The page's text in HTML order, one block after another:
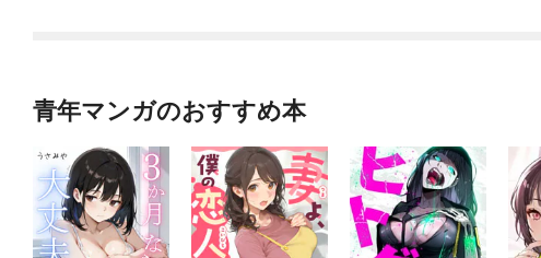
青年マンガのおすすめ本